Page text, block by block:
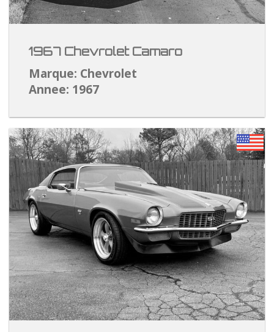
1967 Chevrolet Camaro
Marque: Chevrolet
Annee: 1967